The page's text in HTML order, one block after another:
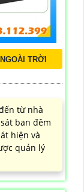
TRỜI
từ nhà
ban đêm
hiện và
quản lý